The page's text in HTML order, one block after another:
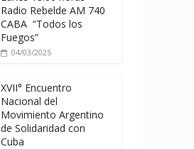
Radio Rebelde AM 740
CABA “Todos los
Fuegos”
04/03/2025
XVII° Encuentro
Nacional del
Movimiento Argentino
de Solidaridad con
Cuba